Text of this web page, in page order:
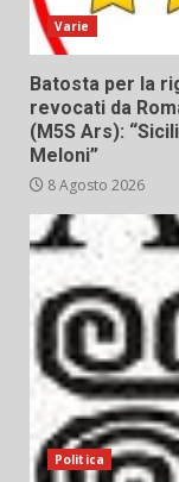
Varie
Batosta per la
revocati da
(M5S Ars):
Meloni”
8 Agosto 2026
Politica